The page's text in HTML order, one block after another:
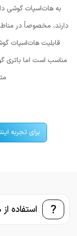
به هات‌اسپات گوشی
دارند، مخصوصاً در
قابلیت هات‌اسپات
مناسب است اما باتری
برای تجربه
? استفاده